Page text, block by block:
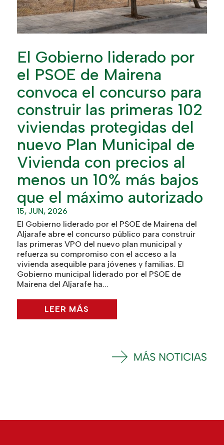
El Gobierno liderado por
el PSOE de Mairena
convoca el concurso para
construir las primeras 102
viviendas protegidas del
nuevo Plan Municipal de
Vivienda con precios al
menos un 10% más bajos
que el máximo autorizado
15, JUN, 2026
El Gobierno liderado por el PSOE de Mairena del
Aljarafe abre el concurso público para construir
las primeras VPO del nuevo plan municipal y
refuerza su compromiso con el acceso a la
vivienda asequible para jóvenes y familias. El
Gobierno municipal liderado por el PSOE de
Mairena del Aljarafe ha...
LEER MÁS